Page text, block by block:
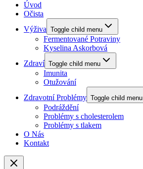
Úvod
Očista
Výživa Toggle child menu
Fermentované Potraviny
Kyselina Askorbová
Zdraví Toggle child menu
Imunita
Otužování
Zdravotní Problémy Toggle child menu
Podráždění
Problémy s cholesterolem
Problémy s tlakem
O Nás
Kontakt